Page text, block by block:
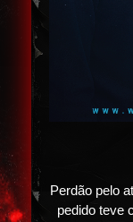
Perdão pelo
pedido teve